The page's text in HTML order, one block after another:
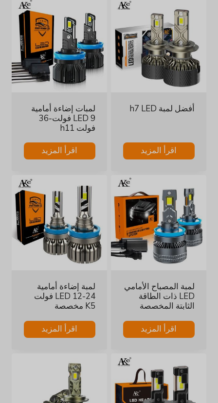
أفضل لمبة h7 LED
اقرأ المزيد
لمبات إضاءة أمامية
LED 9 فولت-36
فولت h11
اقرأ المزيد
لمبة المصباح الأمامي
LED ذات الطاقة
الثابتة المخصصة
اقرأ المزيد
لمبة إضاءة أمامية
LED 12-24 فولت
K5 مخصصة
اقرأ المزيد